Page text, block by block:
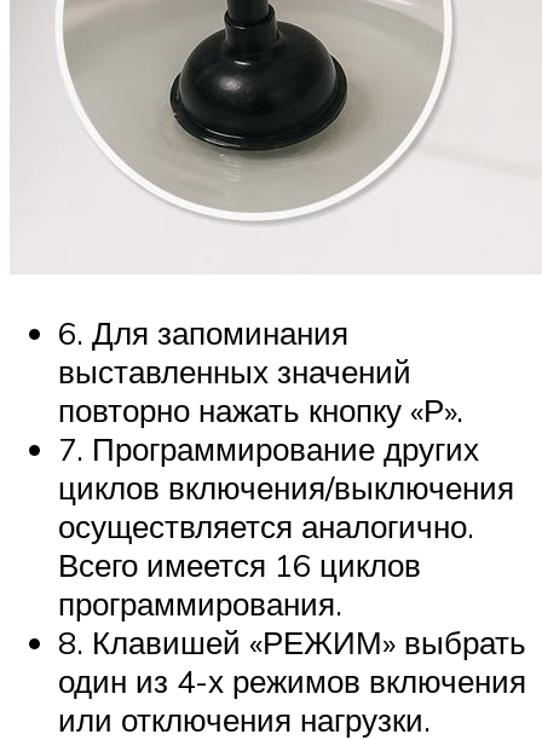
6. Для запоминания
выставленных значений
повторно нажать кнопку «Р».
7. Программирование других
циклов включения/выключения
осуществляется аналогично.
Всего имеется 16 циклов
программирования.
8. Клавишей «РЕЖИМ» выбрать
один из 4-х режимов включения
или отключения нагрузки.